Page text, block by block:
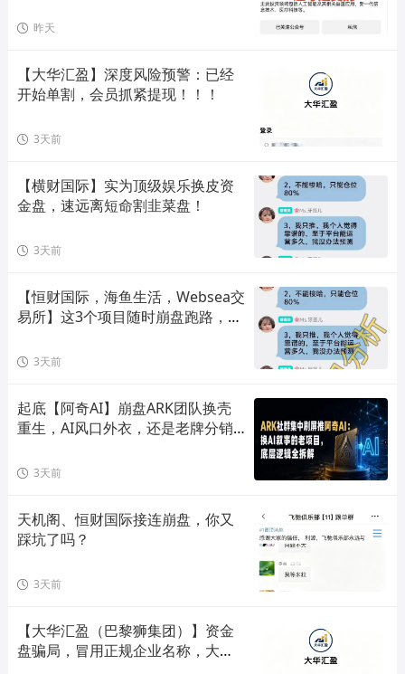
昨天
【大华汇盈】深度风险预警：已经
开始单割，会员抓紧提现！！！
3天前
【横财国际】实为顶级娱乐换皮资
金盘，速远离短命割韭菜盘！
3天前
【恒财国际，海鱼生活，Websea交
易所】这3个项目随时崩盘跑路，赶
3天前
起底【阿奇AI】崩盘ARK团队换壳
重生，AI风口外衣，还是老牌分销
3天前
天机阁、恒财国际接连崩盘，你又
踩坑了吗？
3天前
【大华汇盈（巴黎狮集团）】资金
盘骗局，冒用正规企业名称，大量